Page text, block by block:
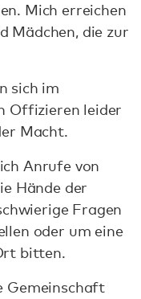
Mich erreichen
Mädchen, die zur
sich im
Offizieren leider
Macht.
Anrufe von
Hände der
Fragen
oder um eine
bitten.
Gemeinschaft